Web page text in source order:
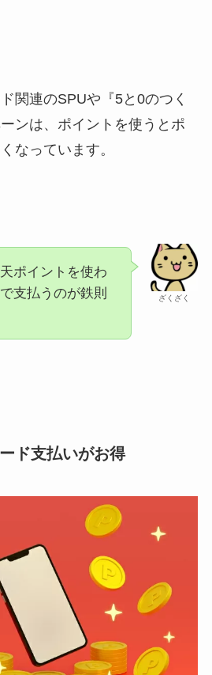
関連のSPUや『5と0のつく
ンは、ポイントを使うとポ
なっています。
ざくざく
ポイントを使わ
支払うのが鉄則
ド支払いがお得